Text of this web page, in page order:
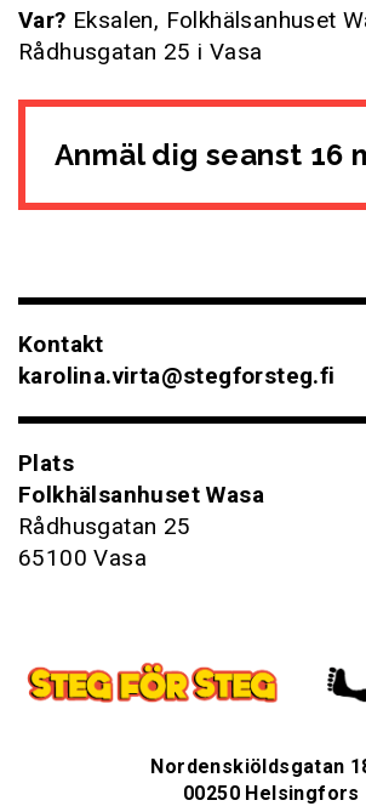
Var? Eksalen, Folkhälsanhuset
Rådhusgatan 25 i Vasa
Anmäl dig seanst 16
Kontakt
karolina.virta@stegforsteg.fi
Plats
Folkhälsanhuset Wasa
Rådhusgatan 25
65100 Vasa
Nordenskiöldsgatan
00250 Helsingfors